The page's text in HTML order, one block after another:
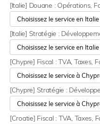
[Italie] Douane : Opérations,
[Italie] Stratégie :
[Chypre] Fiscal : TVA, Taxes,
[Chypre] Stratégie :
[Croatie] Fiscal : TVA, Taxes,